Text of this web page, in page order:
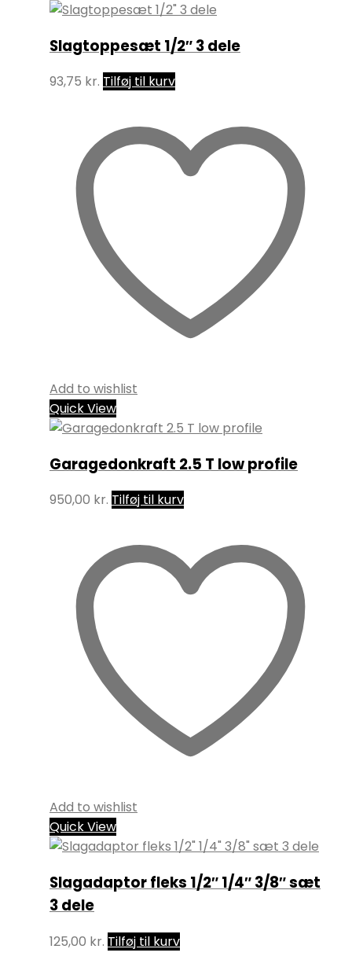
Slagtoppesæt 1/2″ 3 dele
93,75 kr. Tilføj til kurv
Add to wishlist
Quick View
Garagedonkraft 2.5 T low profile
950,00 kr. Tilføj til kurv
Add to wishlist
Quick View
Slagadaptor fleks 1/2″ 1/4″ 3/8″ sæt
3 dele
125,00 kr. Tilføj til kurv